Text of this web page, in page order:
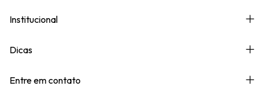
Institucional
Dicas
Entre em contato